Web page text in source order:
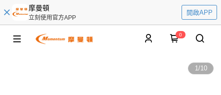
摩曼頓
立刻使用官方APP
開啟APP
0
1/10